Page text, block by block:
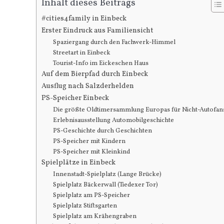
Inhalt dieses Beitrags
#cities4family in Einbeck
Erster Eindruck aus Familiensicht
Spaziergang durch den Fachwerk-Himmel
Streetart in Einbeck
Tourist-Info im Eickeschen Haus
Auf dem Bierpfad durch Einbeck
Ausflug nach Salzderhelden
PS-Speicher Einbeck
Die größte Oldtimersammlung Europas für Nicht-
Erlebnisausstellung Automobilgeschichte
PS-Geschichte durch Geschichten
PS-Speicher mit Kindern
PS-Speicher mit Kleinkind
Spielplätze in Einbeck
Innenstadt-Spielplatz (Lange Brücke)
Spielplatz Bäckerwall (Tiedexer Tor)
Spielplatz am PS-Speicher
Spielplatz Stiftsgarten
Spielplatz am Krähengraben